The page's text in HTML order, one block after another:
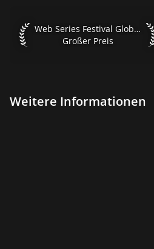
Web Series Festival GlobalWeb Series Festival Global 2019
Großer Preis
Weitere Informationen